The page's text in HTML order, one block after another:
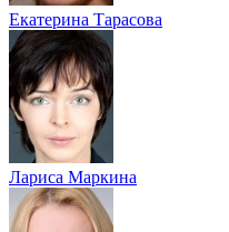
Екатерина Тарасова
Лариса Маркина